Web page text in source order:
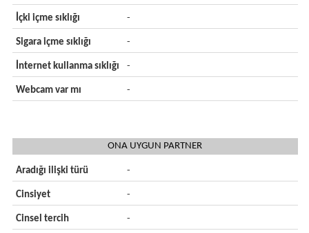
İçki içme sıklığı -
Sigara içme sıklığı -
İnternet kullanma sıklığı -
Webcam var mı -
ONA UYGUN PARTNER
Aradığı ilişki türü -
Cinsiyet -
Cinsel tercih -